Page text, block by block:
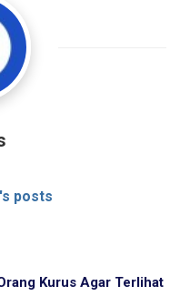
posts
Kurus Agar Terlihat